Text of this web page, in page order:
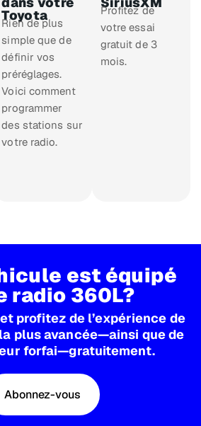
Toyota
Rien de plus
simple que de
définir vos
préréglages.
Voici comment
programmer
des stations sur
votre radio.
Profitez de
votre essai
gratuit de 3
mois.
est équipé
radio 360L?
profitez de l’expérience de
plus avancée—ainsi que de
forfai—gratuitement.
Abonnez-vous